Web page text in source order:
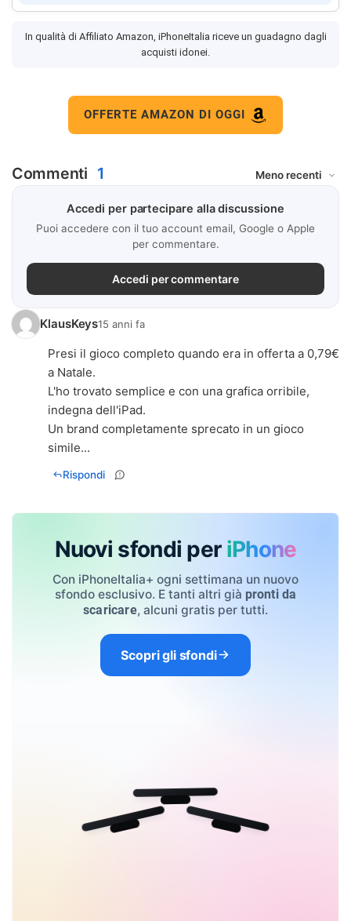
In qualità di Affiliato Amazon, iPhoneItalia riceve un guadagno dagli
acquisti idonei.
OFFERTE AMAZON DI OGGI
Commenti 1
Accedi per partecipare alla discussione
Puoi accedere con il tuo account email, Google o Apple
per commentare.
Accedi per commentare
KlausKeys15 anni fa
Presi il gioco completo quando era in offerta a 0,79€
a Natale.
L'ho trovato semplice e con una grafica orribile,
indegna dell'iPad.
Un brand completamente sprecato in un gioco
simile...
Rispondi
Nuovi sfondi per iPhone
Con iPhoneItalia+ ogni settimana un nuovo
sfondo esclusivo. E tanti altri già pronti da
scaricare, alcuni gratis per tutti.
Scopri gli sfondi